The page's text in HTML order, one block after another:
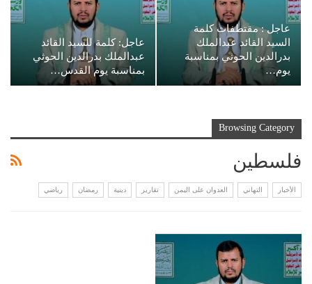
عاجل : مقتطفات كلمة
السيد القائد عبدالملك
بدرالدين الحوثي بمناسبة
يوم…
عاجل: كلمة للسيد القائد
عبدالملك بدرالدين الحوثي
بمناسبة يوم القدس…
Browsing Category
فلسطين
الأخبار التهاني العدوان على اليمن تقارير دينية رمضان رياضي